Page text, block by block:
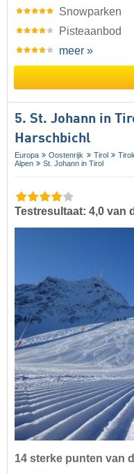
Snowparken
Pisteaanbod
meer »
5. St. Johann in
Harschbichl
Europa Oostenrijk Tirol
Alpen
St. Johann in Tirol
Testresultaat: 4,0 van
14 sterke punten van